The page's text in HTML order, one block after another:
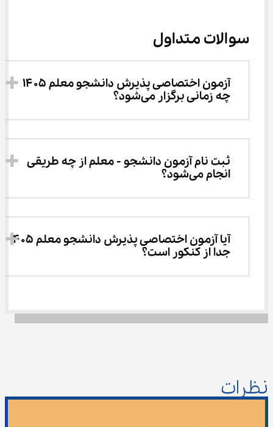
سوالات متداول
چه زمانی برگزار می‌شود؟
ثبت ‌نام آزمون دانشجو - معلم از چه طریقی
انجام می‌شود؟
آیا آزمون اختصاصی پذیرش دانشجو معلم ۱۴۰۵
جدا از کنکور است؟
نظرات